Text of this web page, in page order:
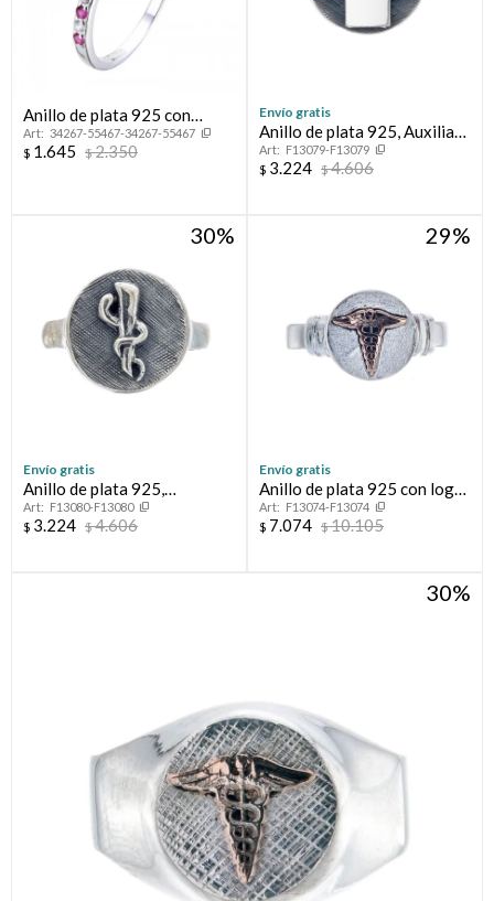
Anillo de plata 925 con
circonias, MEDIO SIN FIN.
34267-55467-34267-55467
$ 1.645 $2.350
Envío gratis
Anillo de plata 925, Auxiliar
de Enfermería.
F13079-F13079
$ 3.224 $4.606
30
Envío gratis
Anillo de plata 925,
MEDICO.
F13080-F13080
$ 3.224 $4.606
29
Envío gratis
Anillo de plata 925 con logo
en oro 10 ktes, MEDICINA.
F13074-F13074
$ 7.074 $10.105
30